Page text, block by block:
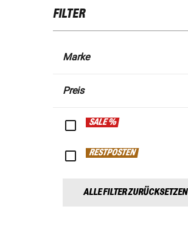
FILTER
Marke
Preis
SALE %
RESTPOSTEN
ALLE FILTER ZURÜCKSETZEN